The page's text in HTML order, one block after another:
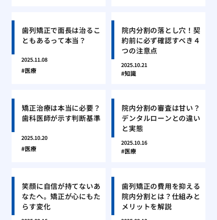
歯列矯正で面長は治るこ
ともあるって本当？
2025.11.08
医療
院内分割の落とし穴！契
約前に必ず確認すべき４
つの注意点
2025.10.21
知識
矯正治療は本当に必要？
歯科医師が示す判断基準
2025.10.20
医療
院内分割の審査は甘い？
デンタルローンとの違い
と実態
2025.10.16
医療
笑顔に自信が持てないあ
なたへ。矯正が心にもた
らす変化
歯列矯正の費用を抑える
院内分割とは？仕組みと
メリットを解説